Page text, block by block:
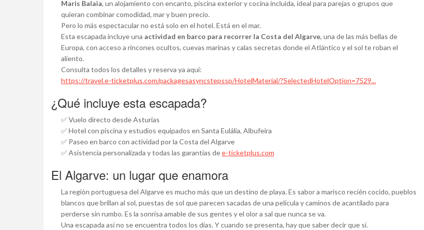
Maris Balaia, un alojamiento con encanto, piscina exterior y cocina incluida, ideal para parejas o grupos que
quieran combinar comodidad, mar y buen precio.
Pero lo más espectacular no está solo en el hotel. Está en el mar.
Esta escapada incluye una actividad en barco para recorrer la Costa del Algarve, una de las más bellas de
Europa, con acceso a rincones ocultos, cuevas marinas y calas secretas donde el Atlántico y el sol te roban el
aliento.
Consulta todos los detalles y reserva ya aquí:
https://travel.e-ticketplus.com/packagesasyncstepssp/HotelMaterial/?SelectedHotelOption=7529...
¿Qué incluye esta escapada?
✅ Vuelo directo desde Asturias
✅ Hotel con piscina y estudios equipados en Santa Eulália, Albufeira
✅ Paseo en barco con actividad por la Costa del Algarve
✅ Asistencia personalizada y todas las garantías dee-ticketplus.com
El Algarve: un lugar que enamora
La región portuguesa del Algarve es mucho más que un destino de playa. Es sabor a marisco recién cocido, pueblos
blancos que brillan al sol, puestas de sol que parecen sacadas de una película y caminos de acantilado para
perderse sin rumbo. Es la sonrisa amable de sus gentes y el olor a sal que nunca se va.
Una escapada así no se encuentra todos los días. Y cuando se presenta, hay que saber decir que sí.